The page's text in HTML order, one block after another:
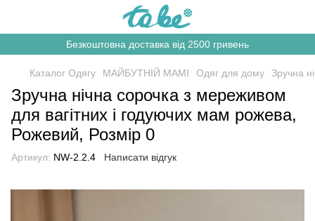
Безкоштовна доставка від 2500 гривень
Каталог Одягу МАЙБУТНІЙ МАМІ Одяг для дому Зручна
Зручна нічна сорочка з мереживом
для вагітних і годуючих мам рожева,
Рожевий, Розмір 0
Артикул: NW-2.2.4 Написати відгук